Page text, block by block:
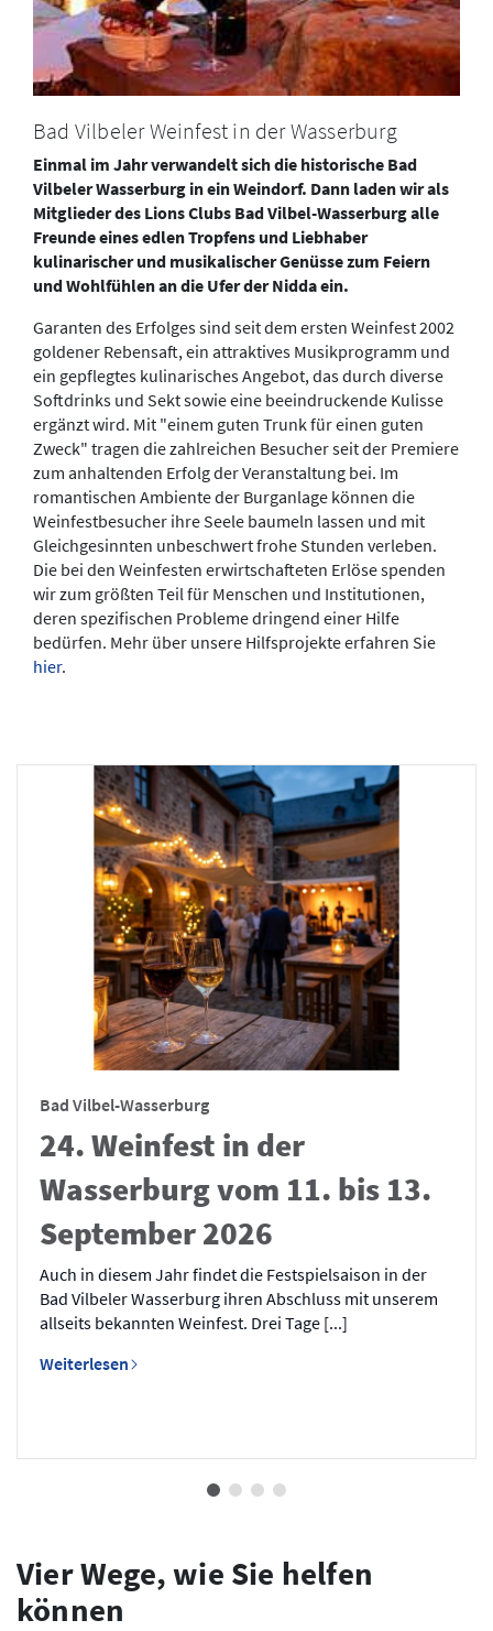
Bad Vilbeler Weinfest in der Wasserburg
Einmal im Jahr verwandelt sich die historische Bad
Vilbeler Wasserburg in ein Weindorf. Dann laden wir als
Mitglieder des Lions Clubs Bad Vilbel-Wasserburg alle
Freunde eines edlen Tropfens und Liebhaber
kulinarischer und musikalischer Genüsse zum Feiern
und Wohlfühlen an die Ufer der Nidda ein.
Garanten des Erfolges sind seit dem ersten Weinfest 2002
goldener Rebensaft, ein attraktives Musikprogramm und
ein gepflegtes kulinarisches Angebot, das durch diverse
Softdrinks und Sekt sowie eine beeindruckende Kulisse
ergänzt wird. Mit "einem guten Trunk für einen guten
Zweck" tragen die zahlreichen Besucher seit der Premiere
zum anhaltenden Erfolg der Veranstaltung bei. Im
romantischen Ambiente der Burganlage können die
Weinfestbesucher ihre Seele baumeln lassen und mit
Gleichgesinnten unbeschwert frohe Stunden verleben.
Die bei den Weinfesten erwirtschafteten Erlöse spenden
wir zum größten Teil für Menschen und Institutionen,
deren spezifischen Probleme dringend einer Hilfe
bedürfen. Mehr über unsere Hilfsprojekte erfahren Sie
hier.
Bad Vilbel-Wasserburg
24. Weinfest in der
Wasserburg vom 11. bis 13.
September 2026
Auch in diesem Jahr findet die Festspielsaison in der
Bad Vilbeler Wasserburg ihren Abschluss mit unserem
allseits bekannten Weinfest. Drei Tage [...]
Weiterlesen
Vier Wege, wie Sie helfen
können